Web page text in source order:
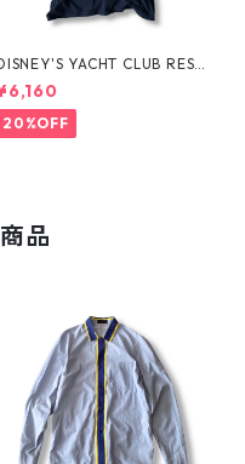
YACHT CLUB RESO
Tee
20%OFF
品